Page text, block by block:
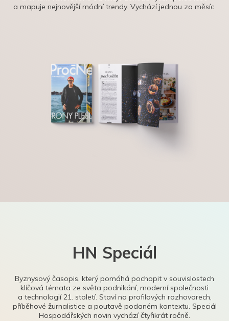
a mapuje nejnovější módní trendy. Vychází jednou za měsíc.
HN Speciál
Byznysový časopis, který pomáhá pochopit v souvislostech
klíčová témata ze světa podnikání, moderní společnosti
a technologií 21. století. Staví na profilových rozhovorech,
příběhové žurnalistice a poutavě podaném kontextu. Speciál
Hospodářských novin vychází čtyřikrát ročně.